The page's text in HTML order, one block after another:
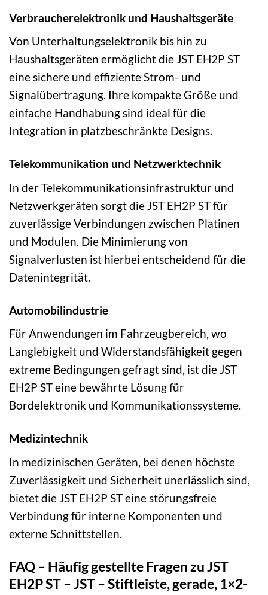
Verbraucherelektronik und Haushaltsgeräte
Von Unterhaltungselektronik bis hin zu
Haushaltsgeräten ermöglicht die JST EH2P ST
eine sichere und effiziente Strom- und
Signalübertragung. Ihre kompakte Größe und
einfache Handhabung sind ideal für die
Integration in platzbeschränkte Designs.
Telekommunikation und Netzwerktechnik
In der Telekommunikationsinfrastruktur und
Netzwerkgeräten sorgt die JST EH2P ST für
zuverlässige Verbindungen zwischen Platinen
und Modulen. Die Minimierung von
Signalverlusten ist hierbei entscheidend für die
Datenintegrität.
Automobilindustrie
Für Anwendungen im Fahrzeugbereich, wo
Langlebigkeit und Widerstandsfähigkeit gegen
extreme Bedingungen gefragt sind, ist die JST
EH2P ST eine bewährte Lösung für
Bordelektronik und Kommunikationssysteme.
Medizintechnik
In medizinischen Geräten, bei denen höchste
Zuverlässigkeit und Sicherheit unerlässlich sind,
bietet die JST EH2P ST eine störungsfreie
Verbindung für interne Komponenten und
externe Schnittstellen.
FAQ – Häufig gestellte Fragen zu JST
EH2P ST – JST – Stiftleiste, gerade, 1×2-